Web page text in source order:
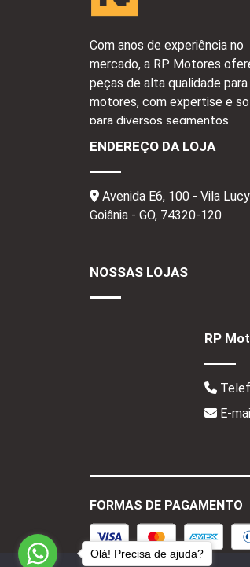
Com anos de experiência no
mercado, a RP Motores
peças de alta qualidade para
motores, com expertise e
para diversos segmentos.
ENDEREÇO DA LOJA
Avenida E6, 100 - Vila
Goiânia - GO, 74320-120
NOSSAS LOJAS
RP
E-
FORMAS DE PAGAMENTO
Olá! Precisa de ajuda?